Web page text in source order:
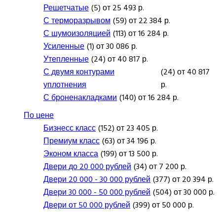
Решетчатые(5) от 25 493 р.
С терморазрывом(59) от 22 384 р.
С шумоизоляцией(113) от 16 284 р.
Усиленные(1) от 30 086 р.
Утепленные(24) от 40 817 р.
С двумя контурами
уплотнения
(24) от 40 817
р.
С броненакладками(140) от 16 284 р.
По цене
Бизнесс класс(152) от 23 405 р.
Премиум класс(63) от 34 196 р.
Эконом класса(199) от 13 500 р.
Двери до 20 000 рублей(34) от 7 200 р.
Двери 20 000 - 30 000 рублей(377) от 20 394 р.
Двери 30 000 - 50 000 рублей(504) от 30 000 р.
Двери от 50 000 рублей(399) от 50 000 р.